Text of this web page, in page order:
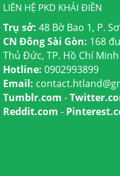
LIÊN HỆ PKD KHẢI ĐIỀN
Trụ sở: 48 Bờ Bao 1, P.
CN Đông Sài Gòn: 168
Thủ Đức, TP. Hồ Chí Minh
Hotline: 0902993899
Email:
Tumblr.com -
Reddit.com -